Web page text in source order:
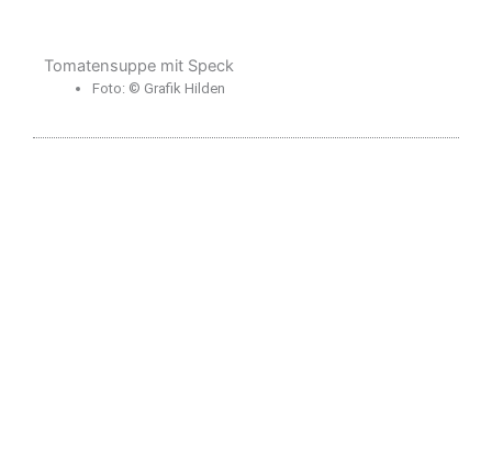
Tomatensuppe mit Speck
Foto: © Grafik Hilden